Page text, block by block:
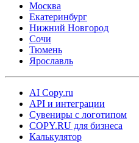
Москва
Екатеринбург
Нижний Новгород
Сочи
Тюмень
Ярославль
AI Copy.ru
API и интеграции
Сувениры с логотипом
COPY.RU для бизнеса
Калькулятор